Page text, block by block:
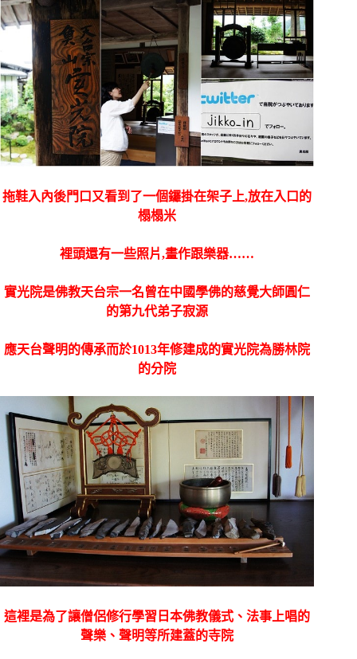
拖鞋入內後門口又看到了一個鑼掛在架子上,放在入口的
榻榻米
裡頭還有一些照片,畫作跟樂器……
實光院是佛教天台宗一名曾在中國學佛的慈覺大師圓仁
的第九代弟子寂源
應天台聲明的傳承而於1013年修建成的實光院為勝林院
的分院
這裡是為了讓僧侶修行學習日本佛教儀式、法事上唱的
聲樂、聲明等所建蓋的寺院